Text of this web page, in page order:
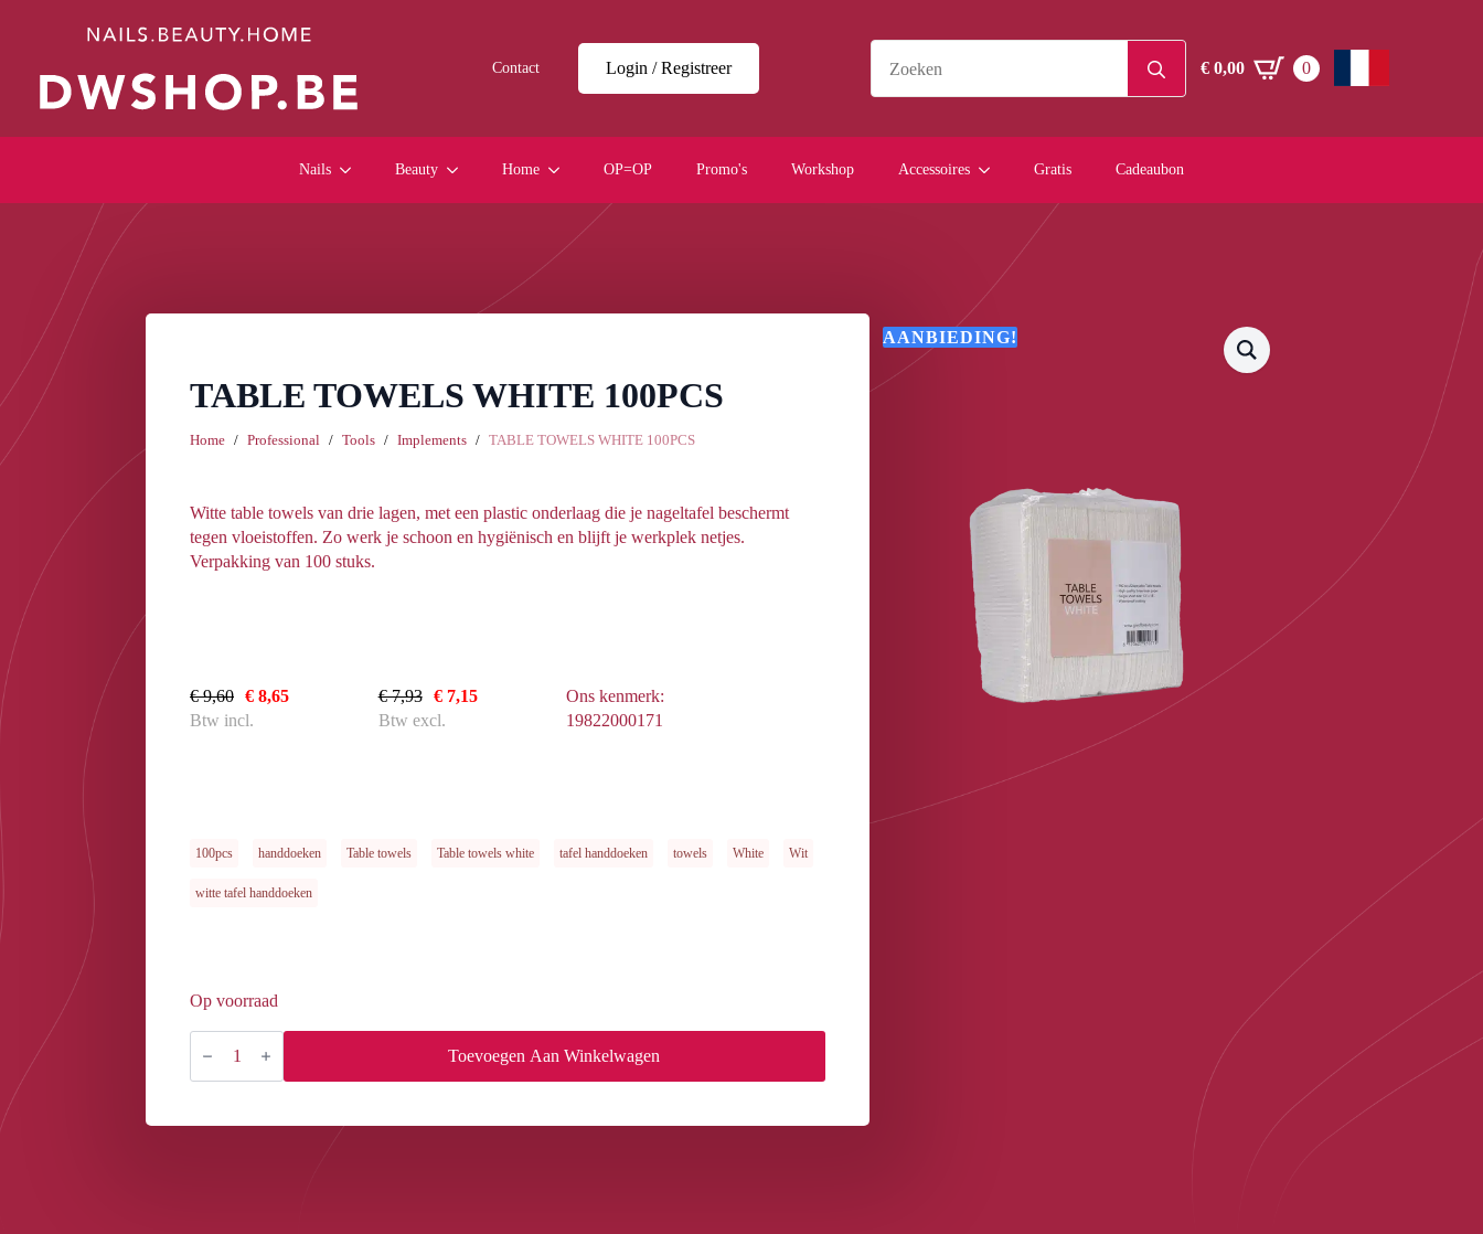
Contact Login / Registreer
for:€0,00 0
Nails Beauty Home OP=OP Promo's Workshop Accessoires Gratis Cadeaubon
TABLE TOWELS WHITE 100PCS
Home Professional Tools Implements TABLE TOWELS WHITE 100PCS
Witte table towels van drie lagen, met een plastic onderlaag die je nageltafel beschermt
tegen vloeistoffen. Zo werk je schoon en hygiënisch en blijft je werkplek netjes.
Verpakking van 100 stuks.
€ 9,60 € 8,65
Btw incl.
€ 7,93
€ 7,15
Btw excl.
Ons kenmerk:
19822000171
100pcs handdoeken Table towels Table towels white tafel handdoeken towels White Wit
witte tafel handdoeken
Op voorraad
TABLE
TOWELS
Toevoegen Aan Winkelwagen
AANBIEDING!